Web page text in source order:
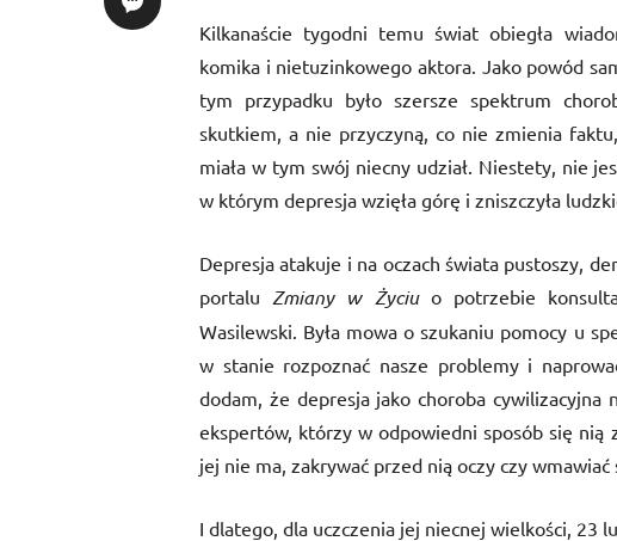
Kilkanaście tygodni temu świat obiegła
komika i nietuzinkowego aktora. Jako powód
tym przypadku było szersze spektrum
skutkiem, a nie przyczyną, co nie zmienia
miała w tym swój niecny udział. Niestety, nie
w którym depresja wzięła górę i zniszczyła
Depresja atakuje i na oczach świata pustoszy,
portalu Zmiany w Życiuo potrzebie
Wasilewski. Była mowa o szukaniu pomocy u
w stanie rozpoznać nasze problemy i
dodam, że depresja jako choroba cywilizacyjna
ekspertów, którzy w odpowiedni sposób się nią
jej nie ma, zakrywać przed nią oczy czy
I dlatego, dla uczczenia jej niecnej wielkości, 23